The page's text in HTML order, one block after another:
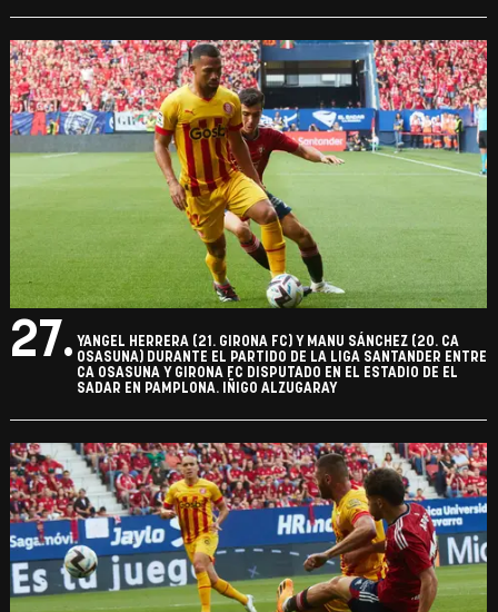
27. YANGEL HERRERA (21. GIRONA FC) Y MANU SÁNCHEZ (20. CA
OSASUNA) DURANTE EL PARTIDO DE LA LIGA SANTANDER ENTRE
CA OSASUNA Y GIRONA FC DISPUTADO EN EL ESTADIO DE EL
SADAR EN PAMPLONA. IÑIGO ALZUGARAY